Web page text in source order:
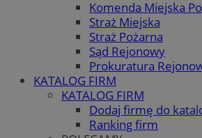
Komenda Miejska
Straż Miejska
Straż Pożarna
Sąd Rejonowy
Prokuratura
KATALOG FIRM
KATALOG FIRM
Dodaj firmę do
Ranking firm